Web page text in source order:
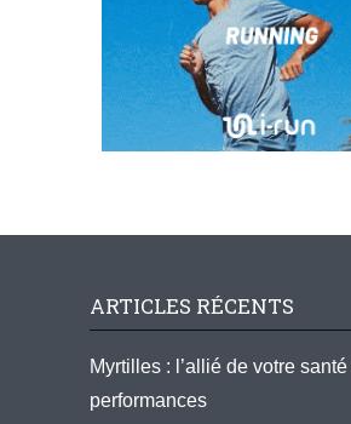
ARTICLES RÉCENTS
Myrtilles : l’allié de votre
performances